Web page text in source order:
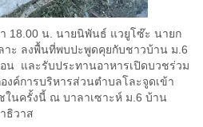
น. นายนิพันธ์ แวยูโซ๊ะ นายก
าะ ลงพื้นที่พบปะพูดคุยกับชาวบ้าน ม.6
น และรับประทานอาหารเปิดบวชร่วม
ค์การบริหารส่วนตำบลโละจูดเข้า
ในครั้งนี้ ณ บาลาเซาะห์ ม.6 บ้าน
ธิวาส